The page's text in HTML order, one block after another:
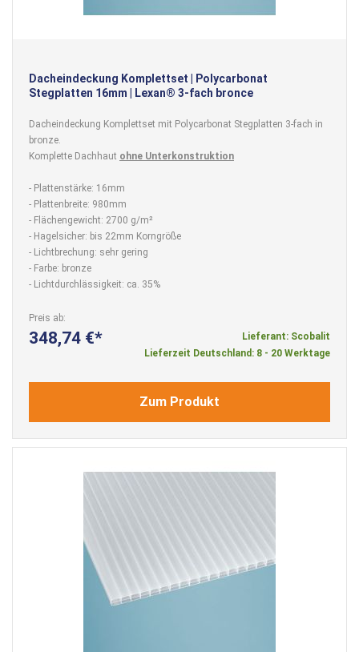
Dacheindeckung Komplettset | Polycarbonat
Stegplatten 16mm | Lexan® 3-fach bronce
Dacheindeckung Komplettset mit Polycarbonat Stegplatten 3-fach in
bronze.
Komplette Dachhaut ohne Unterkonstruktion
- Plattenstärke: 16mm
- Plattenbreite: 980mm
- Flächengewicht: 2700 g/m²
- Hagelsicher: bis 22mm Korngröße
- Lichtbrechung: sehr gering
- Farbe: bronze
- Lichtdurchlässigkeit: ca. 35%
Preis ab
348,74 €
Lieferant: Scobalit
Lieferzeit Deutschland: 8 - 20 Werktage
Zum Produkt